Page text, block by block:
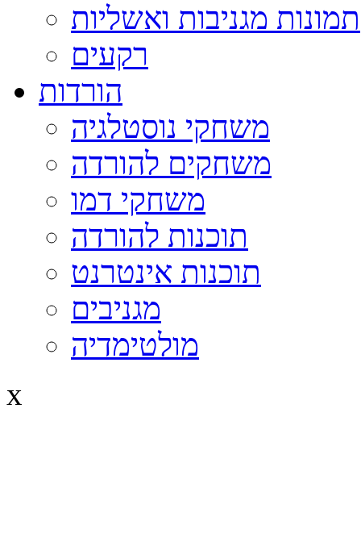
תמונות מגניבות ואשליות
רקעים
הורדות
משחקי נוסטלגיה
משחקים להורדה
משחקי דמו
תוכנות להורדה
תוכנות אינטרנט
מגניבים
מולטימדיה
x